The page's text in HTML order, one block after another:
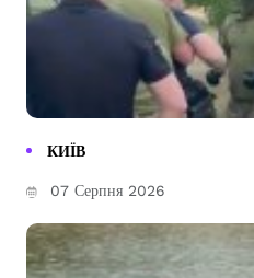
КИЇВ
07 Серпня 2026